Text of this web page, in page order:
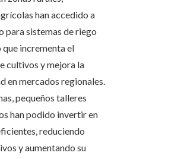
han accedido a
para sistemas de riego
incrementa el
cultivos y mejora la
en mercados regionales.
pequeños talleres
han podido invertir en
reduciendo
y aumentando su